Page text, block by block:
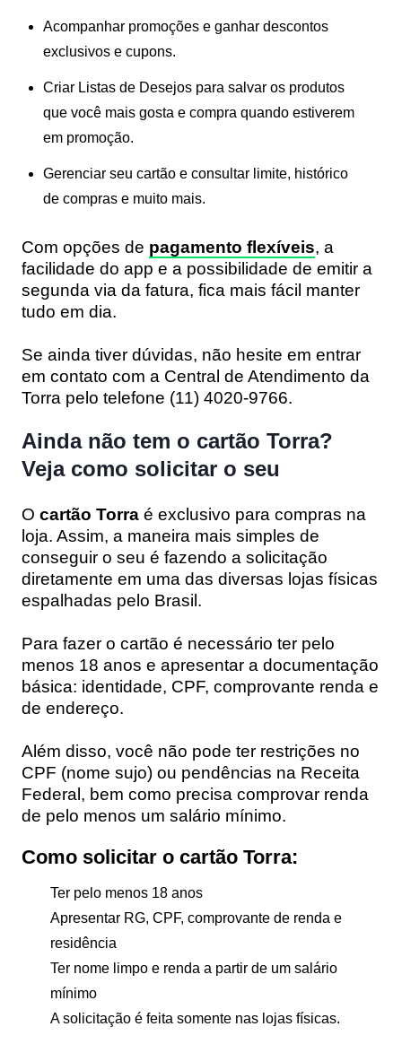
Acompanhar promoções e ganhar descontos
exclusivos e cupons.
Criar Listas de Desejos para salvar os produtos
que você mais gosta e compra quando estiverem
em promoção.
Gerenciar seu cartão e consultar limite, histórico
de compras e muito mais.
Com opções de pagamento flexíveis, a
facilidade do app e a possibilidade de emitir a
segunda via da fatura, fica mais fácil manter
tudo em dia.
Se ainda tiver dúvidas, não hesite em entrar
em contato com a Central de Atendimento da
Torra pelo telefone (11) 4020-9766.
Ainda não tem o cartão Torra?
Veja como solicitar o seu
O cartão Torra é exclusivo para compras na
loja. Assim, a maneira mais simples de
conseguir o seu é fazendo a solicitação
diretamente em uma das diversas lojas físicas
espalhadas pelo Brasil.
Para fazer o cartão é necessário ter pelo
menos 18 anos e apresentar a documentação
básica: identidade, CPF, comprovante renda e
de endereço.
Além disso, você não pode ter restrições no
CPF (nome sujo) ou pendências na Receita
Federal, bem como precisa comprovar renda
de pelo menos um salário mínimo.
Como solicitar o cartão Torra:
Ter pelo menos 18 anos
Apresentar RG, CPF, comprovante de renda e
residência
Ter nome limpo e renda a partir de um salário
mínimo
A solicitação é feita somente nas lojas físicas.